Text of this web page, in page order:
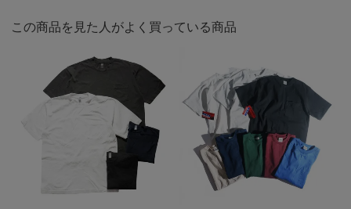
この商品を見た人がよく買っている商品